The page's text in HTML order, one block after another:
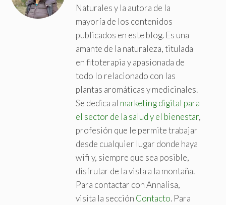
Naturales y la autora de la
mayoría de los contenidos
publicados en este blog. Es una
amante de la naturaleza, titulada
en fitoterapia y apasionada de
todo lo relacionado con las
plantas aromáticas y medicinales.
Se dedica al marketing digital para
el sector de la salud y el bienestar,
profesión que le permite trabajar
desde cualquier lugar donde haya
wifi y, siempre que sea posible,
disfrutar de la vista a la montaña.
Para contactar con Annalisa,
visita la sección Contacto. Para